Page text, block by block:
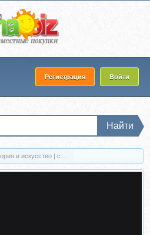
Регистрация Войти
Найти
и искусство | страница 24